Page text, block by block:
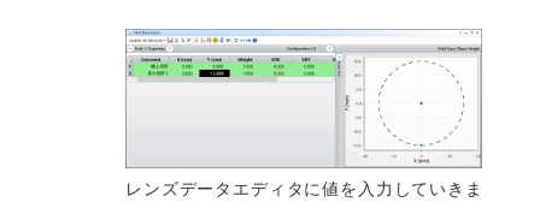
レンズデータエディタに値を入力していきま